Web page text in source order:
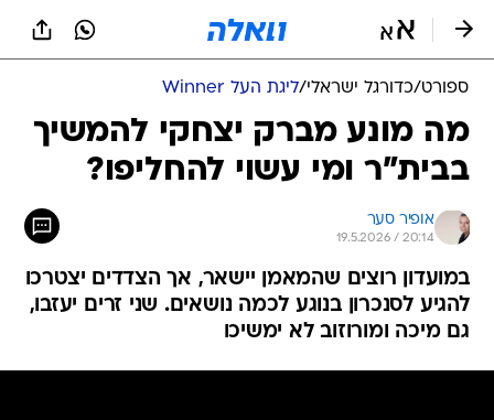
ספורט/כדורגל ישראלי/ליגת העל Winner
מה מונע מברק יצחקי להמשיך
בבית"ר ומי עשוי להחליפו?
אופיר סער
19.5.2026 / 20:14
במועדון רוצים שהמאמן יישאר, אך הצדדים יצטרכו
להגיע לסנכרון בנוגע לכמה נושאים. שני זרים יעזבו,
גם מיכה ומורוזוב לא ימשיכו